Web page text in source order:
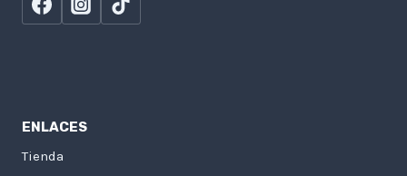
ENLACES
Tienda